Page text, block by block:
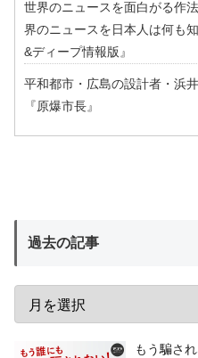
世界のニュースを面白がる作
界のニュースを日本人は何も
&ディープ情報版』
平和都市・広島の設計者・浜
『原爆市長』
過去の記事
もう騙さ